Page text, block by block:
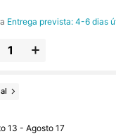
Entrega prevista: 4-6 dias
13 - Agosto 17